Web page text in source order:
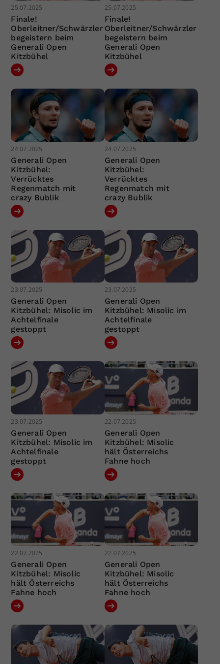
25.07.2025
Finale!
Oberleitner/Schwärzler
begeistern beim
Generali Open
Kitzbühel
25.07.2025
Finale!
Oberleitner/Schwärzler
begeistern beim
Generali Open
Kitzbühel
24.07.2025
Generali Open
Kitzbühel:
Verrücktes
Regenmatch mit
crazy Bublik
24.07.2025
Generali Open
Kitzbühel:
Verrücktes
Regenmatch mit
crazy Bublik
23.07.2025
Generali Open
Kitzbühel: Misolic im
Achtelfinale
gestoppt
23.07.2025
Generali Open
Kitzbühel: Misolic im
Achtelfinale
gestoppt
23.07.2025
Generali Open
Kitzbühel: Misolic im
Achtelfinale
gestoppt
22.07.2025
Generali Open
Kitzbühel: Misolic
hält Österreichs
Fahne hoch
22.07.2025
Generali Open
Kitzbühel: Misolic
hält Österreichs
Fahne hoch
22.07.2025
Generali Open
Kitzbühel: Misolic
hält Österreichs
Fahne hoch